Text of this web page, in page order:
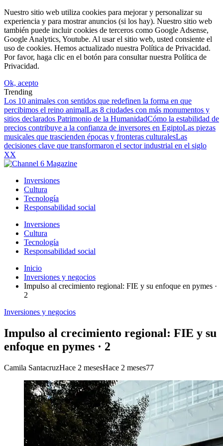
Nuestro sitio web utiliza cookies para mejorar y personalizar su
experiencia y para mostrar anuncios (si los hay). Nuestro sitio web
también puede incluir cookies de terceros como Google Adsense,
Google Analytics, Youtube. Al usar el sitio web, usted consiente el
uso de cookies. Hemos actualizado nuestra Política de Privacidad.
Por favor, haga clic en el botón para consultar nuestra Política de
Privacidad.
Ok, acepto
Trending
Los 10 animales con sentidos que redefinen la forma en que
percibimos el reino animalLas 8 ciudades con más monumentos y
sitios declarados Patrimonio de la HumanidadCómo la estabilidad de
precios contribuye a la confianza de inversores en EgiptoLas piezas
musicales que trascienden épocas y fronteras culturalesLas
decisiones clave que transformaron el sector industrial en el siglo
XX
Inversiones
Cultura
Tecnología
Responsabilidad social
Inversiones
Cultura
Tecnología
Responsabilidad social
Inicio
Inversiones y negocios
Impulso al crecimiento regional: FIE y su enfoque en pymes ·
2
Inversiones y negocios
Impulso al crecimiento regional: FIE y su
enfoque en pymes · 2
Camila SantacruzHace 2 mesesHace 2 meses77